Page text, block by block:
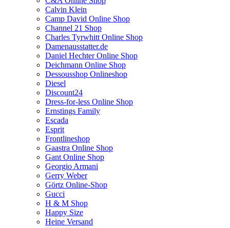
Calvin Klein
Camp David Online Shop
Channel 21 Shop
Charles Tyrwhitt Online Shop
Damenausstatter.de
Daniel Hechter Online Shop
Deichmann Online Shop
Dessousshop Onlineshop
Diesel
Discount24
Dress-for-less Online Shop
Ernstings Family
Escada
Esprit
Frontlineshop
Gaastra Online Shop
Gant Online Shop
Georgio Armani
Gerry Weber
Görtz Online-Shop
Gucci
H & M Shop
Happy Size
Heine Versand